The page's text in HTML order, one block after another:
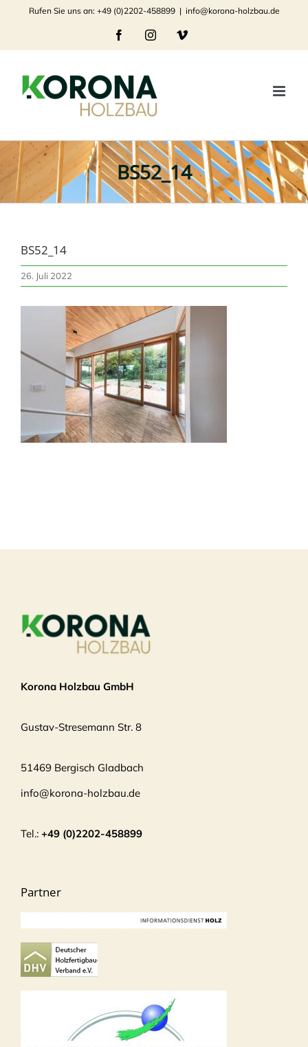
springen
Rufen Sie uns an: +49 (0)2202-458899 | info@korona-holzbau.de
FacebookInstagramVimeo
BS52_14
BS52_14
26. Juli 2022
Korona Holzbau GmbH
Gustav-Stresemann Str. 8
51469 Bergisch Gladbach
info@korona-holzbau.de
Tel.: +49 (0)2202-458899
Partner